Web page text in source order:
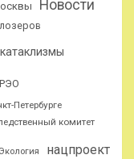
Новости
РЭО
Петербурге
комитет
Экология
нацпроект